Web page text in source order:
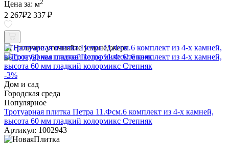
Цена за: м
2 267₽2 337 ₽
Наличие уточняйте у менеджера
-3%
Дом и сад
Городская среда
Популярное
Тротуарная плитка Петра 11.Фсм.6 комплект из 4-х камней,
высота 60 мм гладкий колормикс Степняк
Артикул: 1002943